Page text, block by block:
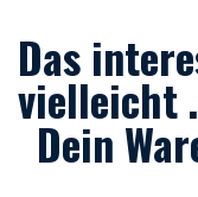
Das
vielleicht
Dein